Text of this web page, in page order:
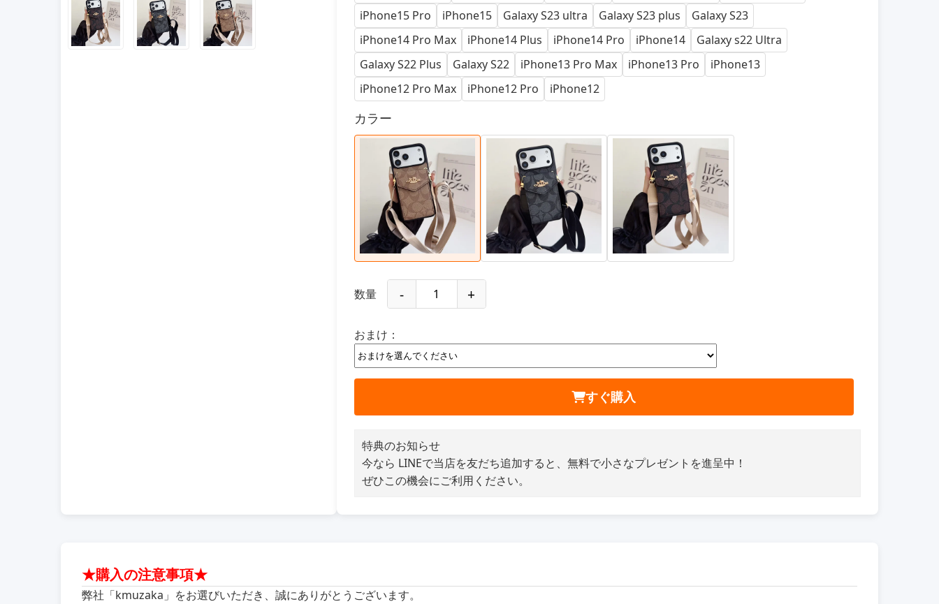
iPhone15 Pro
iPhone15 Galaxy S23 ultra Galaxy S23 plus
Galaxy S23
iPhone14 Pro Max
iPhone14 Plus iPhone14 Pro iPhone14
Galaxy s22 Ultra
Galaxy S22 Plus
Galaxy S22 iPhone13 Pro Max iPhone13 Pro
iPhone13
iPhone12 Pro Max
iPhone12 Pro iPhone12
カラー
数量 - +
おまけ：
すぐ購入
特典のお知らせ
今なら LINEで当店を友だち追加すると、無料で小さなプレゼントを進呈中！
ぜひこの機会にご利用ください。
★購入の注意事項★
弊社「kmuzaka」をお選びいただき、誠にありがとうございます。